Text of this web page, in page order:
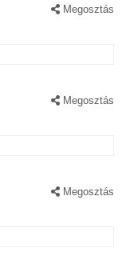
Megosztás
Megosztás
Megosztás